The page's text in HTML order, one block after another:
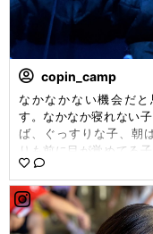
copin_camp
なかなかない機会だと
す。なかなか寝れない
ば、ぐっすりな子、朝
りも前に目が覚めてる子
した(^^)水槽の前はテン
上がるよね。#水族館
う#コパンビバシティ